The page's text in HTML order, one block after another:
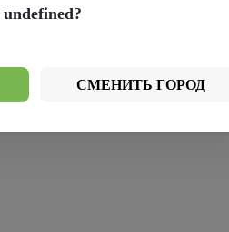
бронза
undefined?
СМЕНИТЬ ГОРОД